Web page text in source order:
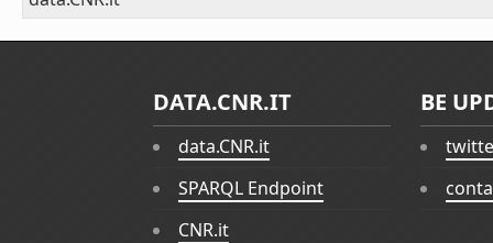
DATA.CNR.IT
data.CNR.it
SPARQL Endpoint
CNR.it
BE